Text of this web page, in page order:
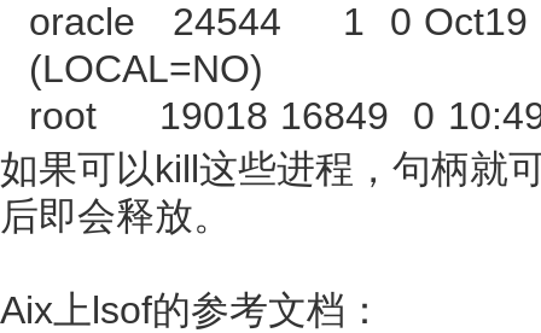
oracle 24544 1 0
(LOCAL=NO)
root 19018 16849 0
如果可以kill这些进程，句柄就
后即会释放。
Aix上lsof的参考文档：